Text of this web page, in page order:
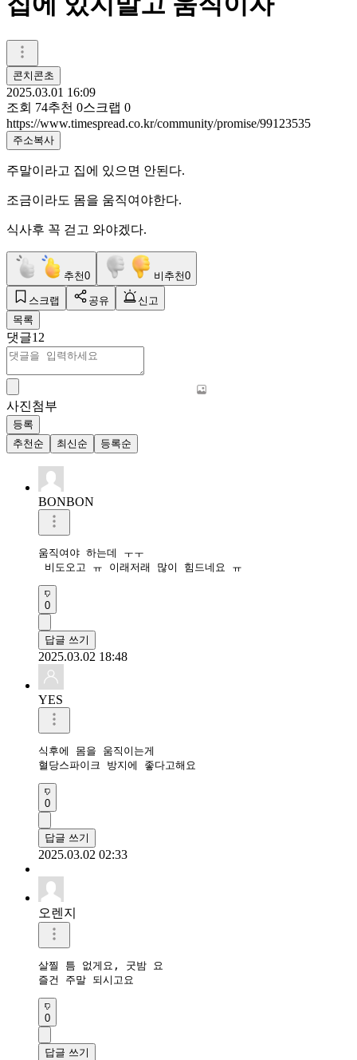
콘치콘초
2025.03.01 16:09
조회 74추천 0스크랩 0
https://www.timespread.co.kr/community/promise/99123535
주소복사
주말이라고 집에 있으면 안된다.
조금이라도 몸을 움직여야한다.
식사후 꼭 걷고 와야겠다.
추천0 비추천0
스크랩 공유
신고
목록
댓글12
사진첨부
등록
추천순
최신순 등록순
BONBON
움직여야 하는데 ㅜㅜ
비도오고 ㅠ 이래저래 많이 힘드네요 ㅠ
0
답글 쓰기
2025.03.02 18:48
YES
식후에 몸을 움직이는게
혈당스파이크 방지에 좋다고해요
0
답글 쓰기
2025.03.02 02:33
오렌지
살찔 틈 없게요, 굿밤 요
즐건 주말 되시고요
0
답글 쓰기